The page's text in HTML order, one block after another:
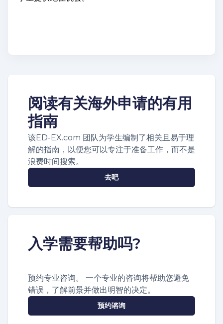
阅读有关海外申请的有用
指南
该ED-EX.com 团队为学生编制了相关且易于理
解的指南，以便您可以专注于准备工作，而不是
浪费时间搜索。
去吧
入学需要帮助吗?
预约专业咨询。 一个专业的咨询将帮助您避免
错误，了解前景并做出明智的决定。
预约谘询